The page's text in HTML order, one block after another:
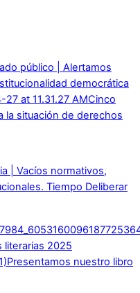
público | Alertamos
democrática
Cinco
la situación de derechos
| Vacíos normativos,
Tiempo Deliberar
2025
Presentamos nuestro libro